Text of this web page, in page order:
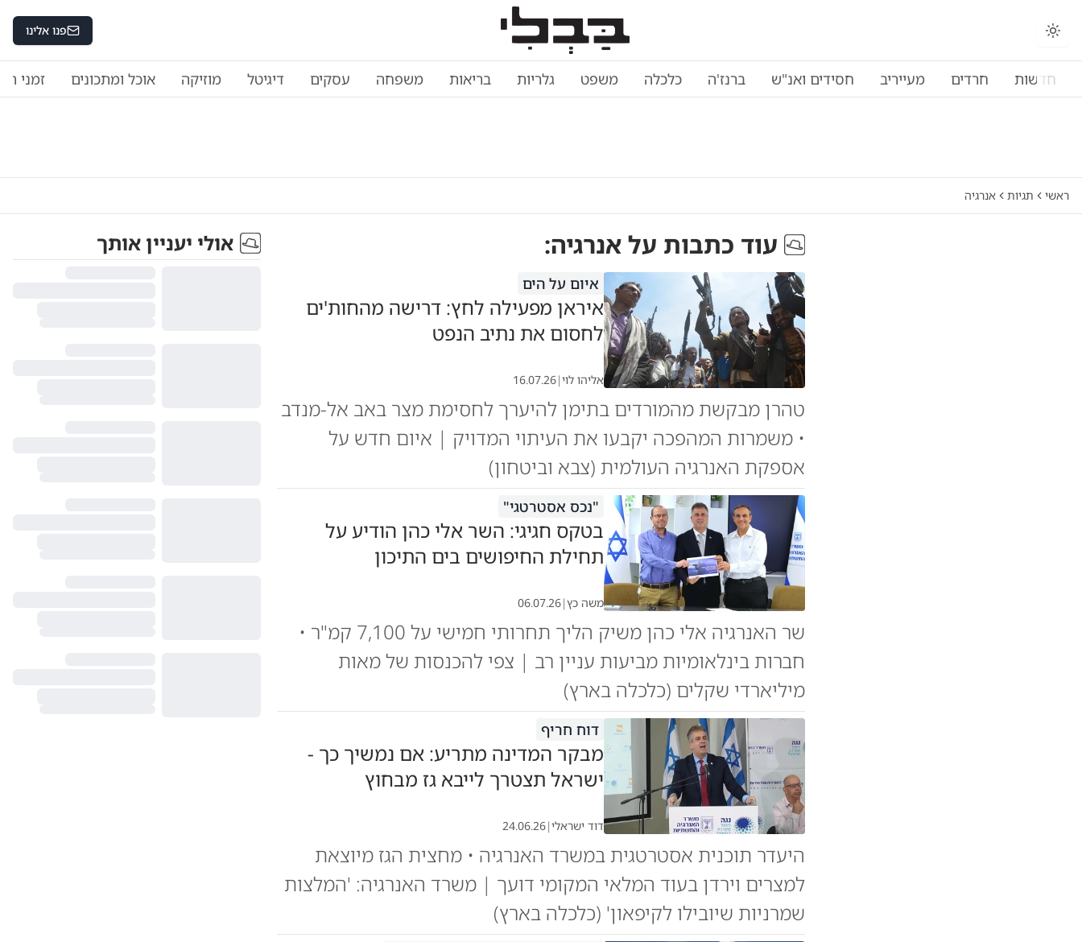
פנו אלינו
חדשות חרדים מעייריב חסידים ואנ"ש ברנז'ה כלכלה משפט גלריות בריאות משפחה עסקים דיגיטל מוזיקה אוכל ומתכונים זמני
ראשי תגיות אנרגיה
עוד כתבות עלאנרגיה:
איום על הים
איראן מפעילה לחץ: דרישה מהחות'ים
לחסום את נתיב הנפט
אליהו לוי|
16.07.26
טהרן מבקשת מהמורדים בתימן להיערך לחסימת מצר באב אל-מנדב
• משמרות המהפכה יקבעו את העיתוי המדויק | איום חדש על
אספקת האנרגיה העולמית (צבא וביטחון)
"נכס אסטרטגי"
בטקס חגיגי: השר אלי כהן הודיע על
תחילת החיפושים בים התיכון
משה כץ|
06.07.26
שר האנרגיה אלי כהן משיק הליך תחרותי חמישי על 7,100 קמ"ר •
חברות בינלאומיות מביעות עניין רב | צפי להכנסות של מאות
מיליארדי שקלים (כלכלה בארץ)
דוח חריף
מבקר המדינה מתריע: אם נמשיך כך -
ישראל תצטרך לייבא גז מבחוץ
דוד ישראלי|
24.06.26
היעדר תוכנית אסטרטגית במשרד האנרגיה • מחצית הגז מיוצאת
למצרים וירדן בעוד המלאי המקומי דועך | משרד האנרגיה: 'המלצות
שמרניות שיובילו לקיפאון' (כלכלה בארץ)
אולי יעניין אותך